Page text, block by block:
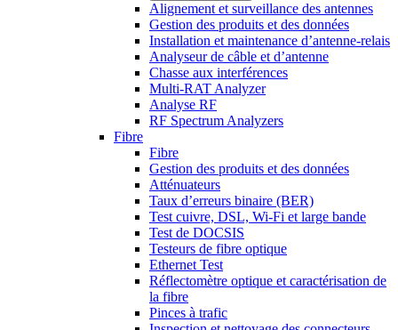
Alignement et surveillance des antennes
Gestion des produits et des données
Installation et maintenance d’antenne-relais
Analyseur de câble et d’antenne
Chasse aux interférences
Multi-RAT Analyzer
Analyse RF
RF Spectrum Analyzers
Fibre
Fibre
Gestion des produits et des données
Atténuateurs
Taux d’erreurs binaire (BER)
Test cuivre, DSL, Wi-Fi et large bande
Test de DOCSIS
Testeurs de fibre optique
Ethernet Test
Réflectomètre optique et caractérisation de
la fibre
Pinces à trafic